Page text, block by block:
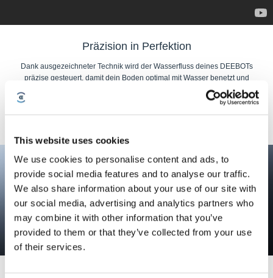
This website uses cookies
We use cookies to personalise content and ads, to
provide social media features and to analyse our traffic.
We also share information about your use of our site with
our social media, advertising and analytics partners who
may combine it with other information that you’ve
provided to them or that they’ve collected from your use
of their services.
Präzision in Perfektion
Dank ausgezeichneter Technik wird der Wasserfluss deines DEEBOTs
präzise gesteuert, damit dein Boden optimal mit Wasser benetzt und
gründlich gereinigt wird. Parallel dazu scannen verschiedene Sensoren den
Boden, aktivieren den Wischmodus und schalten ihn je nach Bodenbelag